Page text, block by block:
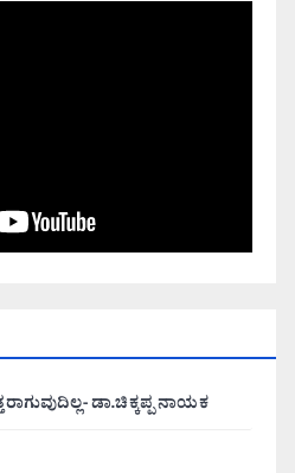
ಡಾ.ಚಿಕ್ಕಪ್ಪ ನಾಯಕ